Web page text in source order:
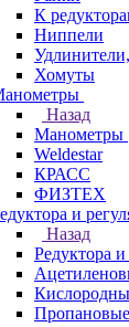
К
Ниппели
Хомуты
Назад
Манометры
Weldestar
КРАСС
ФИЗТЕХ
и
Назад
Редуктора и
Пропановые